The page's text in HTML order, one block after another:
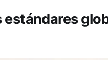
estándares